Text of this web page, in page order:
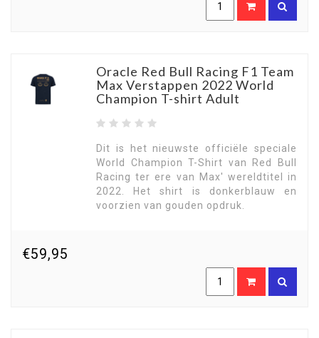
Oracle Red Bull Racing F1 Team
Max Verstappen 2022 World
Champion T-shirt Adult
Dit is het nieuwste officiële speciale
World Champion T-Shirt van Red Bull
Racing ter ere van Max' wereldtitel in
2022. Het shirt is donkerblauw en
voorzien van gouden opdruk.
€59,95